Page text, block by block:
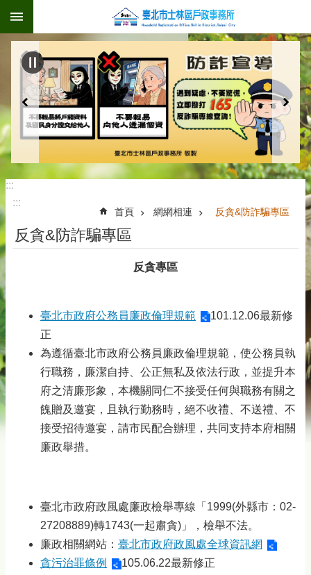
跳到主要內容區塊
:::
:::
首頁 網網相連 反貪&防詐騙專區
反貪&防詐騙專區
反貪專區
臺北市政府公務員廉政倫理規範
101.12.06最新修
正
為遵循臺北市政府公務員廉政倫理規範，使公務員執
行職務，廉潔自持、公正無私及依法行政，並提升本
府之清廉形象，本機關同仁不接受任何與職務有關之
餽贈及邀宴，且執行勤務時，絕不收禮、不送禮、不
接受招待邀宴，請市民配合辦理，共同支持本府相關
廉政舉措。
臺北市政府政風處廉政檢舉專線「1999(外縣市：02-
27208889)轉1743(一起肅貪)」，檢舉不法。
廉政相關網站： 臺北市政府政風處全球資訊網
貪污治罪條例
105.06.22最新修正